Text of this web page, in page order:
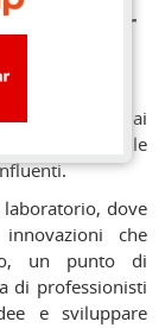
per
dedicata ai
soli due giorni le
dove
che
un punto di
di professionisti
e sviluppare